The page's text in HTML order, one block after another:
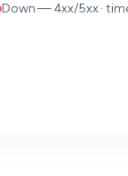
Down — 4xx/5xx ·